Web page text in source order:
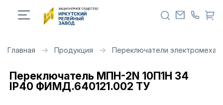
Главная Продукция Переключатели
Переключатель МПН-2N 10П1Н 34
IP40 ФИМД.640121.002 ТУ